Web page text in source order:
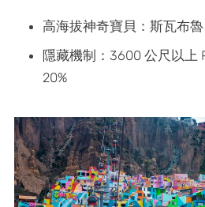
高海拔神奇寶貝：斯瓦布
隱藏機制：3600 公尺以上
20%